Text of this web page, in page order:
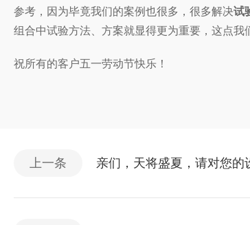
参考，因为毕竟我们的案例也很多，很多解决试
组合中试验方法、方案就显得更为重要，这点我
祝所有的客户五一劳动节快乐！
上一条 亲们，天将盛夏，请对您的